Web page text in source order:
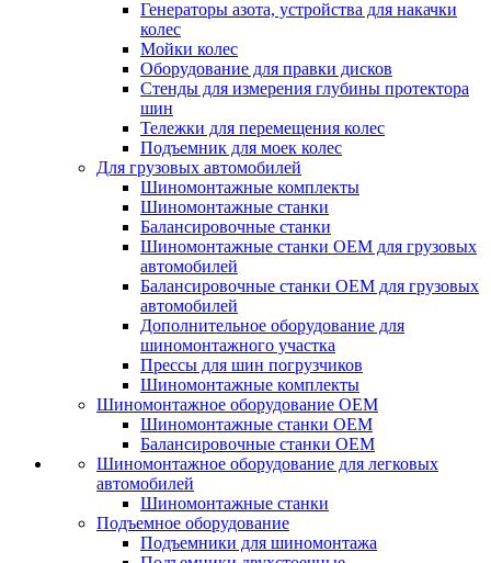
Генераторы азота, устройства для накачки
колес
Мойки колес
Оборудование для правки дисков
Стенды для измерения глубины протектора
шин
Тележки для перемещения колес
Подъемник для моек колеc
Для грузовых автомобилей
Шиномонтажные комплекты
Шиномонтажные станки
Балансировочные станки
Шиномонтажные станки ОЕМ для грузовых
автомобилей
Балансировочные станки ОЕМ для грузовых
автомобилей
Дополнительное оборудование для
шиномонтажного участка
Прессы для шин погрузчиков
Шиномонтажные комплекты
Шиномонтажное оборудование ОЕМ
Шиномонтажные станки ОЕМ
Балансировочные станки ОЕМ
Шиномонтажное оборудование для легковых
автомобилей
Шиномонтажные станки
Подъемное оборудование
Подъемники для шиномонтажа